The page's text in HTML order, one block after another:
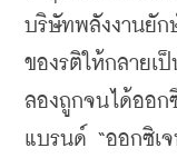
บริษัทพลังงานยั
ของรติให้กลายเ
ลองถูกจนได้ออก
แบรนด์ “ออกซิเ